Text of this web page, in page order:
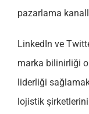
pazarlama
LinkedIn ve
marka bilinirliği
liderliği
lojistik